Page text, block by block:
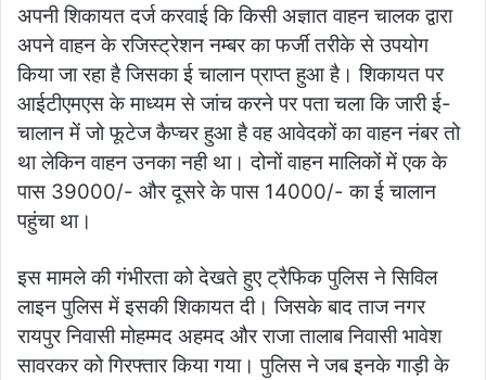
अपनी शिकायत दर्ज करवाई कि किसी अज्ञात वाहन चालक द्वारा
अपने वाहन के रजिस्ट्रेशन नम्बर का फर्जी तरीके से उपयोग
किया जा रहा है जिसका ई चालान प्राप्त हुआ है। शिकायत पर
आईटीएमएस के माध्यम से जांच करने पर पता चला कि जारी ई-
चालान में जो फूटेज कैप्चर हुआ है वह आवेदकों का वाहन नंबर तो
था लेकिन वाहन उनका नही था। दोनों वाहन मालिकों में एक के
पास 39000/- और दूसरे के पास 14000/- का ई चालान
पहुंचा था।
इस मामले की गंभीरता को देखते हुए ट्रैफिक पुलिस ने सिविल
लाइन पुलिस में इसकी शिकायत दी। जिसके बाद ताज नगर
रायपुर निवासी मोहम्मद अहमद और राजा तालाब निवासी भावेश
सावरकर को गिरफ्तार किया गया। पुलिस ने जब इनके गाड़ी के